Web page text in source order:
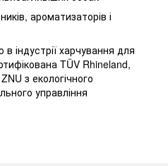
ароматизаторів і
індустрії харчування для
TÜV Rhineland,
з екологічного
управління